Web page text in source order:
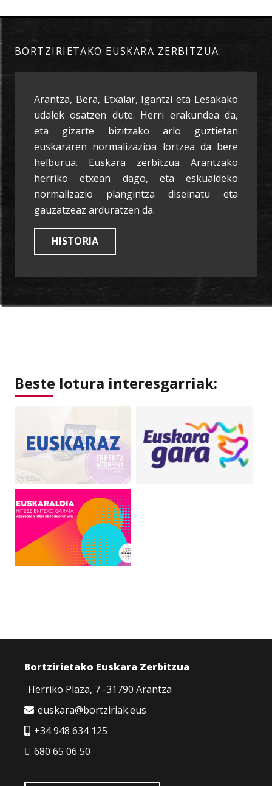
BORTZIRIETAKO EUSKARA ZERBITZUA:
Arantza, Bera, Etxalar, Igantzi eta Lesakako
udalek osatzen dute. Herri erakundea da,
eta gizarte bizitzako arlo guztietan
euskararen normalizazioa lortzea da bere
helburua. Euskara zerbitzua Arantzako
herriko etxean dago, eta eskualdeko
normalizazio plangintza diseinatu eta
gauzatzeaz arduratzen da.
HISTORIA
Beste lotura interesgarriak:
Bortzirietako Euskara Zerbitzua
Herriko Plaza, 7 -31790 Arantza
euskara@bortziriak.eus
+34 948 634 125
680 65 06 50